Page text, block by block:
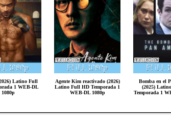
Latino Full
1 WEB-DL
1080p
Agente Kim reactivado (2026)
Latino Full HD Temporada 1
WEB-DL 1080p
Bomba en el
(2025)
Temporada 1